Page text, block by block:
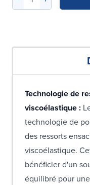
Technologie de
viscoélastique :
technologie de
des ressorts
viscoélastique.
bénéficier d'un
équilibré pour